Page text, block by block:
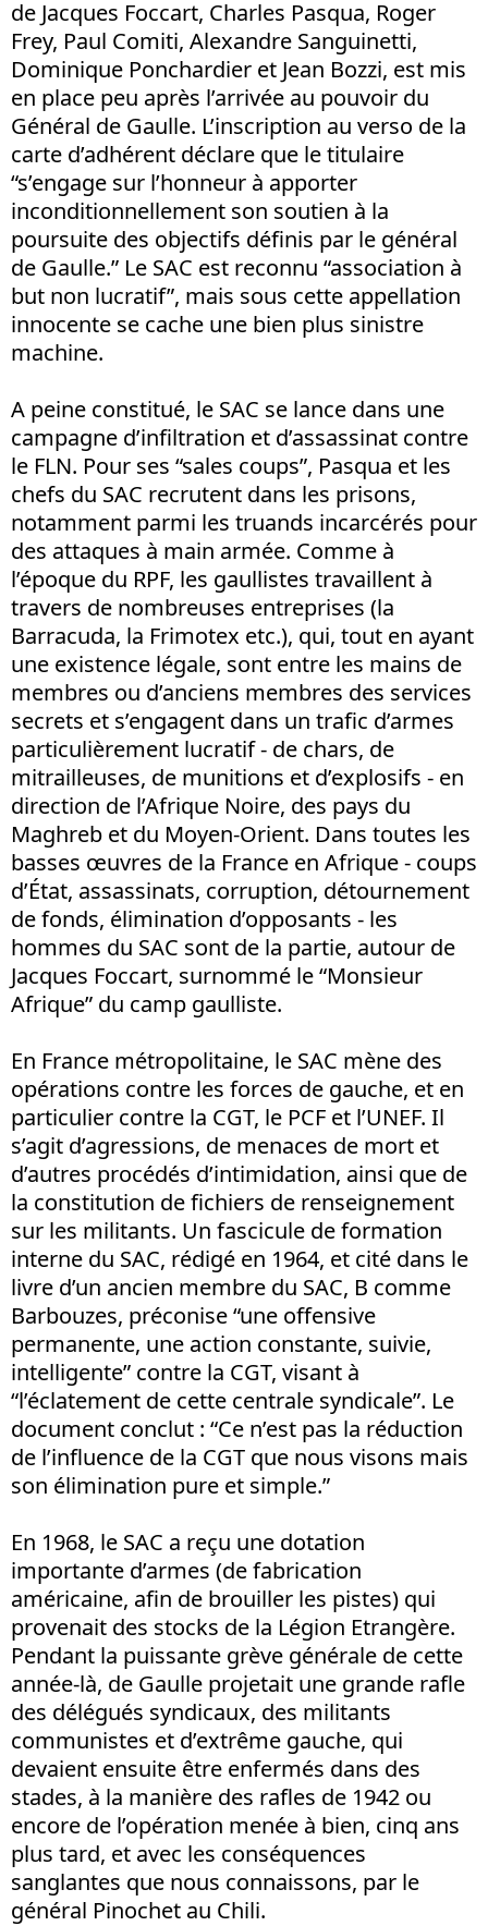
de Jacques Foccart, Charles Pasqua, Roger
Frey, Paul Comiti, Alexandre Sanguinetti,
Dominique Ponchardier et Jean Bozzi, est mis
en place peu après l’arrivée au pouvoir du
Général de Gaulle. L’inscription au verso de la
carte d’adhérent déclare que le titulaire
“s’engage sur l’honneur à apporter
inconditionnellement son soutien à la
poursuite des objectifs définis par le général
de Gaulle.” Le SAC est reconnu “association à
but non lucratif”, mais sous cette appellation
innocente se cache une bien plus sinistre
machine.
A peine constitué, le SAC se lance dans une
campagne d’infiltration et d’assassinat contre
le FLN. Pour ses “sales coups”, Pasqua et les
chefs du SAC recrutent dans les prisons,
notamment parmi les truands incarcérés pour
des attaques à main armée. Comme à
l’époque du RPF, les gaullistes travaillent à
travers de nombreuses entreprises (la
Barracuda, la Frimotex etc.), qui, tout en ayant
une existence légale, sont entre les mains de
membres ou d’anciens membres des services
secrets et s’engagent dans un trafic d’armes
particulièrement lucratif - de chars, de
mitrailleuses, de munitions et d’explosifs - en
direction de l’Afrique Noire, des pays du
Maghreb et du Moyen-Orient. Dans toutes les
basses œuvres de la France en Afrique - coups
d’État, assassinats, corruption, détournement
de fonds, élimination d’opposants - les
hommes du SAC sont de la partie, autour de
Jacques Foccart, surnommé le “Monsieur
Afrique” du camp gaulliste.
En France métropolitaine, le SAC mène des
opérations contre les forces de gauche, et en
particulier contre la CGT, le PCF et l’UNEF. Il
s’agit d’agressions, de menaces de mort et
d’autres procédés d’intimidation, ainsi que de
la constitution de fichiers de renseignement
sur les militants. Un fascicule de formation
interne du SAC, rédigé en 1964, et cité dans le
livre d’un ancien membre du SAC, B comme
Barbouzes, préconise “une offensive
permanente, une action constante, suivie,
intelligente” contre la CGT, visant à
“l’éclatement de cette centrale syndicale”. Le
document conclut : “Ce n’est pas la réduction
de l’influence de la CGT que nous visons mais
son élimination pure et simple.”
En 1968, le SAC a reçu une dotation
importante d’armes (de fabrication
américaine, afin de brouiller les pistes) qui
provenait des stocks de la Légion Etrangère.
Pendant la puissante grève générale de cette
année-là, de Gaulle projetait une grande rafle
des délégués syndicaux, des militants
communistes et d’extrême gauche, qui
devaient ensuite être enfermés dans des
stades, à la manière des rafles de 1942 ou
encore de l’opération menée à bien, cinq ans
plus tard, et avec les conséquences
sanglantes que nous connaissons, par le
général Pinochet au Chili.